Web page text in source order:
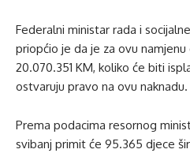
Federalni ministar rada i
priopćio je da je za ovu namjenu
20.070.351 KM, koliko će biti
ostvaruju pravo na ovu naknadu.
Prema podacima resornog
svibanj primit će 95.365 djece